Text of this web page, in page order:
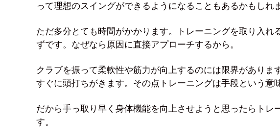
って理想のスイングができるようになることもあるかもしれ
ただ多分とても時間がかかります。トレーニングを取り入れ
ずです。なぜなら原因に直接アプローチするから。
クラブを振って柔軟性や筋力が向上するのには限界がありま
すぐに頭打ちがきます。その点トレーニングは手段という意
だから手っ取り早く身体機能を向上させようと思ったらトレ
す。